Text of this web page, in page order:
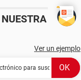
Ver un ejemplo